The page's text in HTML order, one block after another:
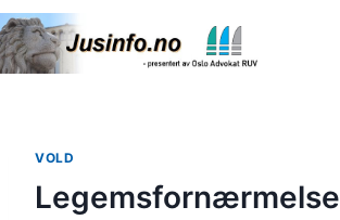
Skip
to
content
VOLD
Legemsfornærmelse